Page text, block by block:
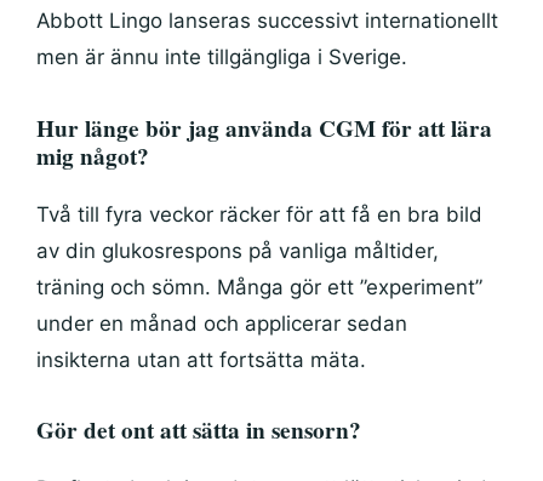
Abbott Lingo lanseras successivt internationellt
men är ännu inte tillgängliga i Sverige.
Hur länge bör jag använda CGM för att lära
mig något?
Två till fyra veckor räcker för att få en bra bild
av din glukosrespons på vanliga måltider,
träning och sömn. Många gör ett ”experiment”
under en månad och applicerar sedan
insikterna utan att fortsätta mäta.
Gör det ont att sätta in sensorn?